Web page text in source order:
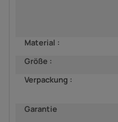
Material :
Größe :
Verpackung :
Garantie